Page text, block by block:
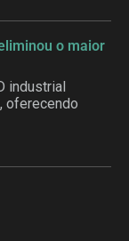
o maior
industrial
oferecendo